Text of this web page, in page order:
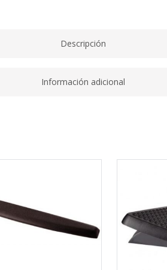
Descripción
Información adicional